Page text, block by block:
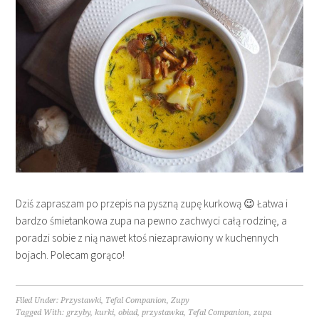
Dziś zapraszam po przepis na pyszną zupę kurkową 😉 Łatwa i
bardzo śmietankowa zupa na pewno zachwyci całą rodzinę, a
poradzi sobie z nią nawet ktoś niezaprawiony w kuchennych
bojach. Polecam gorąco!
Filed Under:Przystawki, Tefal Companion,Zupy
Tagged With: grzyby,kurki,obiad,przystawka, Tefal Companion,zupa